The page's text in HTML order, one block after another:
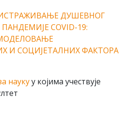
ДУШЕВНОГ
COVID-19:
И СОЦИЈЕТАЛНИХ ФАКТОРА
наукуу којима учествује